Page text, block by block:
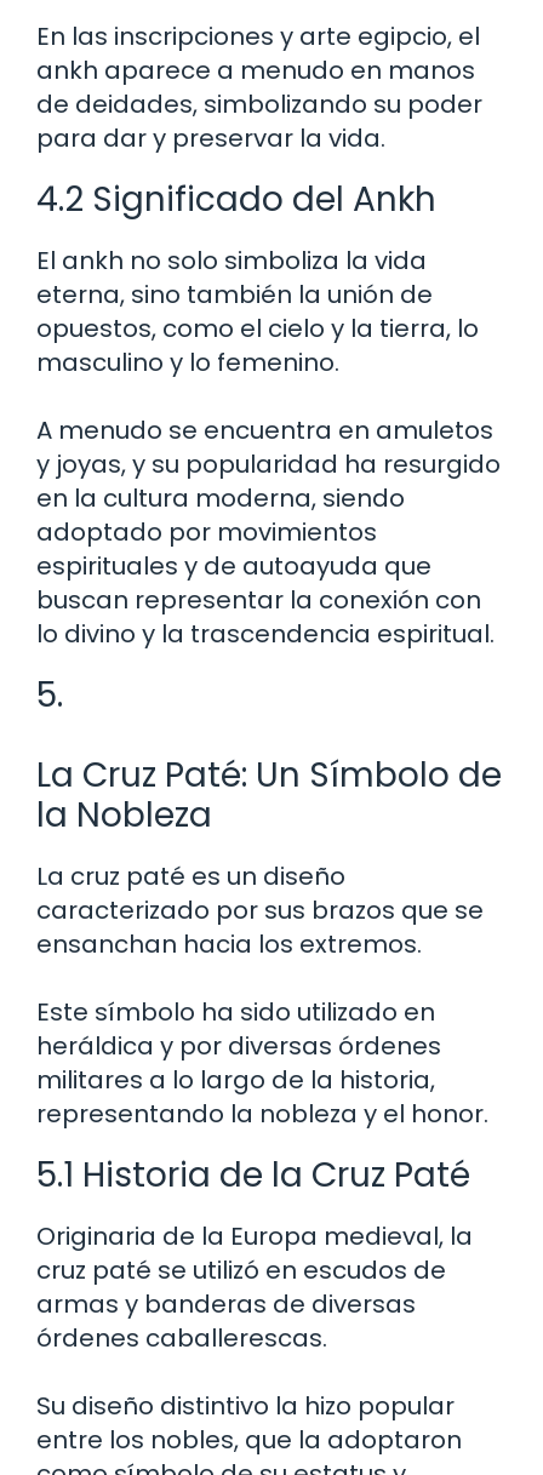
En las inscripciones y arte egipcio, el
ankh aparece a menudo en manos
de deidades, simbolizando su poder
para dar y preservar la vida.
4.2 Significado del Ankh
El ankh no solo simboliza la vida
eterna, sino también la unión de
opuestos, como el cielo y la tierra, lo
masculino y lo femenino.
A menudo se encuentra en amuletos
y joyas, y su popularidad ha resurgido
en la cultura moderna, siendo
adoptado por movimientos
espirituales y de autoayuda que
buscan representar la conexión con
lo divino y la trascendencia espiritual.
5.
La Cruz Paté: Un Símbolo de
la Nobleza
La cruz paté es un diseño
caracterizado por sus brazos que se
ensanchan hacia los extremos.
Este símbolo ha sido utilizado en
heráldica y por diversas órdenes
militares a lo largo de la historia,
representando la nobleza y el honor.
5.1 Historia de la Cruz Paté
Originaria de la Europa medieval, la
cruz paté se utilizó en escudos de
armas y banderas de diversas
órdenes caballerescas.
Su diseño distintivo la hizo popular
entre los nobles, que la adoptaron